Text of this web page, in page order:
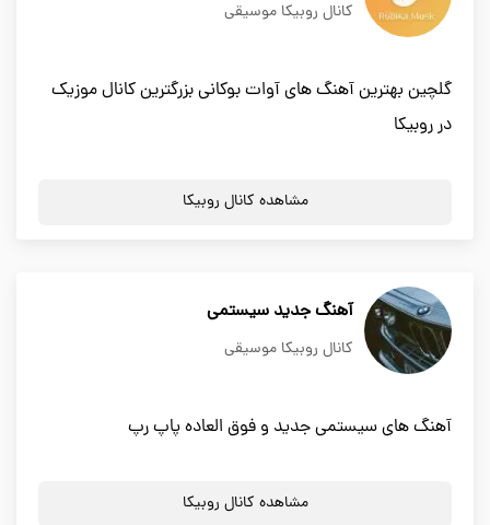
کانال روبیکا موسیقی
گلچین بهترین آهنگ های آوات بوکانی بزرگترین کانال موزیک
در روبیکا
مشاهده کانال روبیکا
آهنگ جدید سیستمی
کانال روبیکا موسیقی
آهنگ های سیستمی جدید و فوق العاده پاپ رپ
مشاهده کانال روبیکا